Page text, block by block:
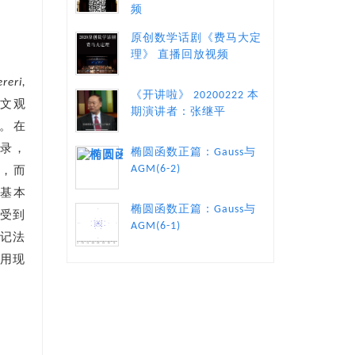
观
在
，
而
本
到
法
现
频
原创数学话剧《费马大定
理》 直播回放视频
《开讲啦》 20200222 本
期演讲者：张继平
椭圆函数正篇：Gauss与
AGM(6-2)
椭圆函数正篇：Gauss与
AGM(6-1)